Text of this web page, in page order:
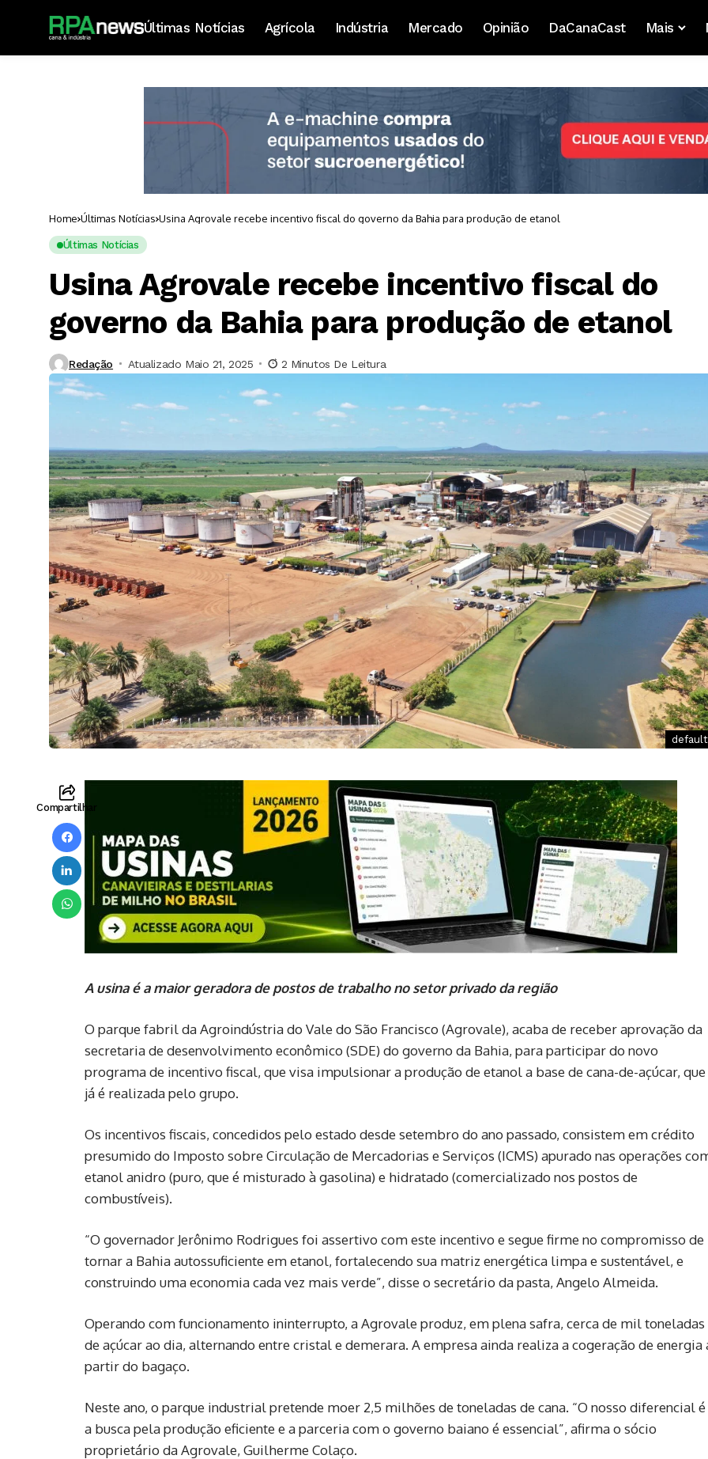
Últimas Notícias Agrícola Indústria Mercado Opinião DaCanaCast Mais
Home Últimas Notícias Usina Agrovale recebe incentivo fiscal do governo da Bahia para produção de etanol
Últimas Notícias
Usina Agrovale recebe incentivo fiscal do
governo da Bahia para produção de etanol
Redação Atualizado Maio 21, 2025 2 Minutos De Leitura
default
Compartilhar
A usina é a maior geradora de postos de trabalho no setor privado da região
O parque fabril da Agroindústria do Vale do São Francisco (Agrovale), acaba de receber aprovação da
secretaria de desenvolvimento econômico (SDE) do governo da Bahia, para participar do novo
programa de incentivo fiscal, que visa impulsionar a produção de etanol a base de cana-de-açúcar, que
já é realizada pelo grupo.
Os incentivos fiscais, concedidos pelo estado desde setembro do ano passado, consistem em crédito
presumido do Imposto sobre Circulação de Mercadorias e Serviços (ICMS) apurado nas operações
etanol anidro (puro, que é misturado à gasolina) e hidratado (comercializado nos postos de
combustíveis).
“O governador Jerônimo Rodrigues foi assertivo com este incentivo e segue firme no compromisso de
tornar a Bahia autossuficiente em etanol, fortalecendo sua matriz energética limpa e sustentável, e
construindo uma economia cada vez mais verde”, disse o secretário da pasta, Angelo Almeida.
Operando com funcionamento ininterrupto, a Agrovale produz, em plena safra, cerca de mil toneladas
de açúcar ao dia, alternando entre cristal e demerara. A empresa ainda realiza a cogeração de energia
partir do bagaço.
Neste ano, o parque industrial pretende moer 2,5 milhões de toneladas de cana. “O nosso diferencial é
a busca pela produção eficiente e a parceria com o governo baiano é essencial”, afirma o sócio
proprietário da Agrovale, Guilherme Colaço.